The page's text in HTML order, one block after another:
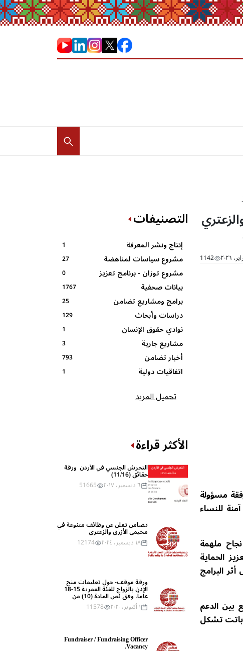
1142
مسؤولة
للنساء
ملهمة
الحماية
البرامج
بين الدعم
باتت تشكل
التصنيفات
إنتاج ونشر المعرفة 1
مشروع سياسات لمناهضة
العنف في بيئة و عالم العمل
-الصندوق الافريقي لدعم
المرأة AWDF
27
مشروع توزان - برنامج تعزيز
المهارات القيادية ومشاركة
المرأة
0
بيانات صحفية 1767
برامج ومشاريع تضامن 25
دراسات وأبحاث 129
نوادي حقوق الإنسان
المدرسية
1
مشاريع جارية 3
أخبار تضامن 793
اتفاقيات دولية 1
تحميل المزيد
الأكثر قراءة
حقائق (11/16)
٦ ديسمبر، ٢٠١٧
51665
مخيمي الأزرق والزعتري
١٨ ديسمبر، ٢٠٢٤
12174
لعام 2019
١ أكتوبر، ٢٠٢٠ 11578
Vacancy.